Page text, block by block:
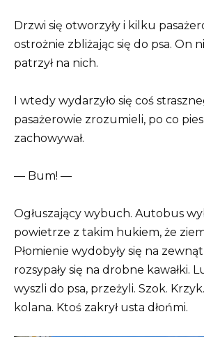
Drzwi się otworzyły i kilku
ostrożnie zbliżając się do psa. On
patrzył na nich.
I wtedy wydarzyło się coś
pasażerowie zrozumieli, po co
zachowywał.
— Bum! —
Ogłuszający wybuch. Autobus
powietrze z takim hukiem, że
Płomienie wydobyły się na
rozsypały się na drobne kawałki.
wyszli do psa, przeżyli. Szok.
kolana. Ktoś zakrył usta dłońmi.